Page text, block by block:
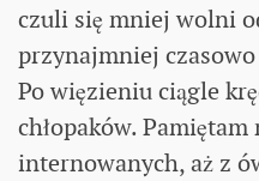
czuli się mniej wolni
przynajmniej
Po więzieniu ciągle
chłopaków. Pamiętam
internowanych, aż z